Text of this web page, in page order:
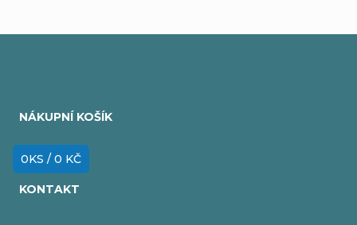
NÁKUPNÍ KOŠÍK
0KS / 0 KČ
KONTAKT